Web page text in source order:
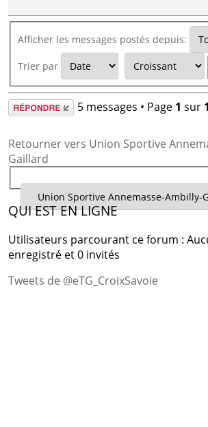
Afficher les messages postés depuis:
Trier par
Répondre 5 messages • Page 1 sur 1
Retourner vers Union Sportive
Gaillard
QUI EST EN LIGNE
Utilisateurs parcourant ce forum :
enregistré et 0 invités
Tweets de @eTG_CroixSavoie